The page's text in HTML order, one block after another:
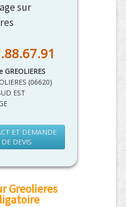
sur
GREOLIERES
(06620)
EST
ET DEMANDE
DE DEVIS
Greolieres